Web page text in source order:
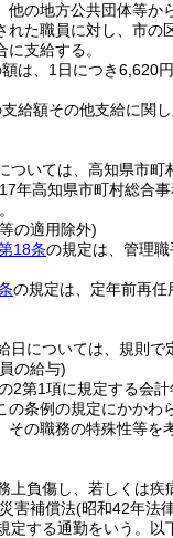
他の地方公共団体等か
れた職員に対し、市の
に支給する。
は、1日につき6,620
給額その他支給に関
ついては、高知県市町
年高知県市町村総合
の適用除外)
18条の規定は、管理
の規定は、定年前再任
日については、規則で
の給与)
2第1項に規定する会
の条例の規定にかかわ
その職務の特殊性等を
上負傷し、若しくは疾
害補償法(昭和42年法
定する通勤をいう。以